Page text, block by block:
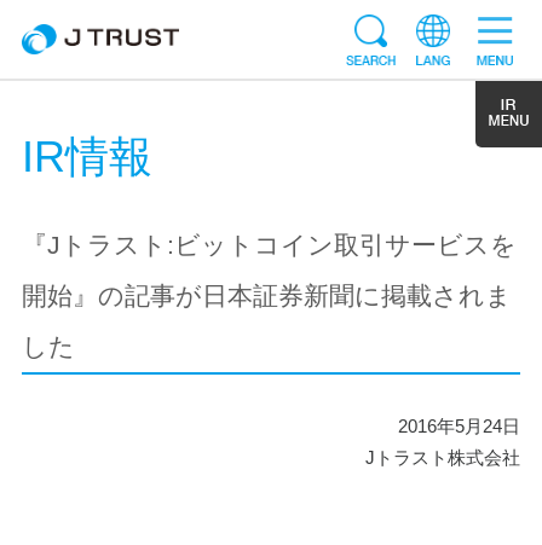
IR情報
『Jトラスト:ビットコイン取引サービスを
開始』の記事が日本証券新聞に掲載されま
した
2016年5月24日
Jトラスト株式会社